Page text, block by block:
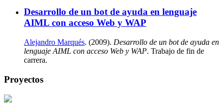
Desarrollo de un bot de ayuda en lenguaje
AIML con acceso Web y WAP
Alejandro Marqués. (2009). Desarrollo de un bot de ayuda en
lenguaje AIML con acceso Web y WAP. Trabajo de fin de
carrera.
Proyectos